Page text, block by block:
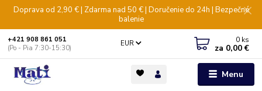
Doprava od 2,90 € | Zdarma nad 50 € | Doručenie do 24h | Bezpečné
balenie
Menu
EUR
+421 908 861 051
(Po - Pia 7:30-15:30)
0 ks
za 0,00 €